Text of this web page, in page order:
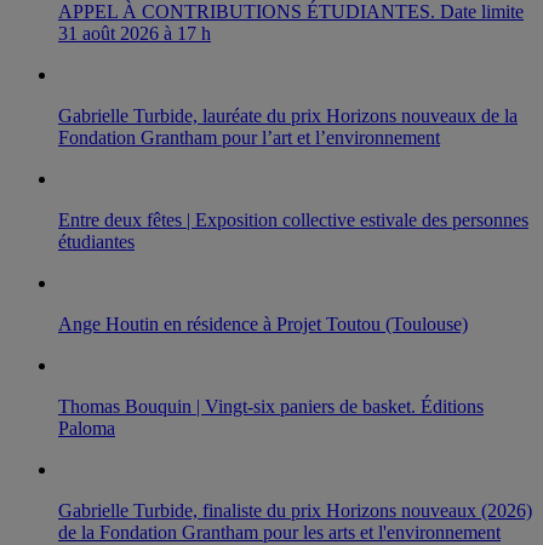
APPEL À CONTRIBUTIONS ÉTUDIANTES. Date limite
31 août 2026 à 17 h
Gabrielle Turbide, lauréate du prix Horizons nouveaux de la
Fondation Grantham pour l’art et l’environnement
Entre deux fêtes | Exposition collective estivale des personnes
étudiantes
Ange Houtin en résidence à Projet Toutou (Toulouse)
Thomas Bouquin | Vingt-six paniers de basket. Éditions
Paloma
Gabrielle Turbide, finaliste du prix Horizons nouveaux (2026)
de la Fondation Grantham pour les arts et l'environnement